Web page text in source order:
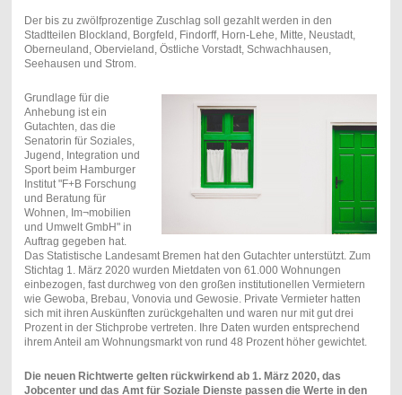
Der bis zu zwölfprozentige Zuschlag soll gezahlt werden in den
Stadtteilen Blockland, Borgfeld, Findorff, Horn-Lehe, Mitte, Neustadt,
Oberneuland, Obervieland, Östliche Vorstadt, Schwachhausen,
Seehausen und Strom.
Grundlage für die
Anhebung ist ein
Gutachten, das die
Senatorin für Soziales,
Jugend, Integration und
Sport beim Hamburger
Institut "F+B Forschung
und Beratung für
Wohnen, Im¬mobilien
und Umwelt GmbH" in
Auftrag gegeben hat.
Das Statistische Landesamt Bremen hat den Gutachter unterstützt. Zum
Stichtag 1. März 2020 wurden Mietdaten von 61.000 Wohnungen
einbezogen, fast durchweg von den großen institutionellen Vermietern
wie Gewoba, Brebau, Vonovia und Gewosie. Private Vermieter hatten
sich mit ihren Auskünften zurückgehalten und waren nur mit gut drei
Prozent in der Stichprobe vertreten. Ihre Daten wurden entsprechend
ihrem Anteil am Wohnungsmarkt von rund 48 Prozent höher gewichtet.
Die neuen Richtwerte gelten rückwirkend ab 1. März 2020, das
Jobcenter und das Amt für Soziale Dienste passen die Werte in den